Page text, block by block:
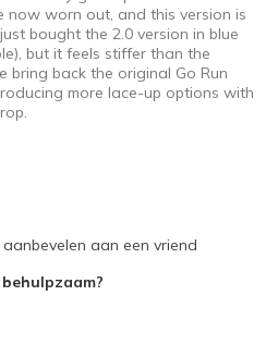
now worn out, and this version is
bought the 2.0 version in blue
but it feels stiffer than the
bring back the original Go Run
more lace-up options with
aanbevelen aan een vriend